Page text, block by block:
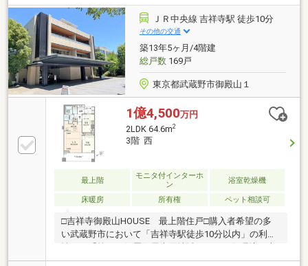
り、 公園のテラスに共用棟を設置・ライブラリー・
パーティールーム・キッズ＆ママラウンジ・ゲストル
ーム
ＪＲ中央線 吉祥寺駅 徒歩10分
その他の交通
築13年5ヶ月/4階建
総戸数169戸
東京都武蔵野市御殿山１
1億4,500万円
2LDK 64.6m2
3階 西
最上階
モニタ付インターホ
ン
浴室乾燥機
床暖房 所有権 ペット相談可
□吉祥寺御殿山HOUSE 最上階住戸□購入者希望の多
い武蔵野市において「吉祥寺駅徒歩10分以内」の利便
まれた場所でありながら、総戸数100戸以上の分譲マ